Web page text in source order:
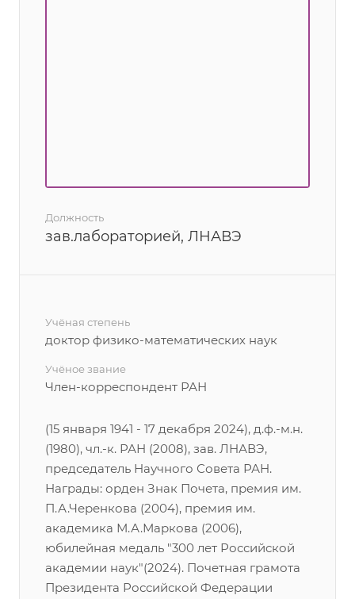
Должность
зав.лабораторией, ЛНАВЭ
Учёная степень
доктор физико-математических наук
Учёное звание
Член-корреспондент РАН
(15 января 1941 - 17 декабря 2024), д.ф.-м.н.
(1980), чл.-к. РАН (2008), зав. ЛНАВЭ,
председатель Научного Совета РАН.
Награды: орден Знак Почета, премия им.
П.А.Черенкова (2004), премия им.
академика М.А.Маркова (2006),
юбилейная медаль "300 лет Российской
академии наук"(2024). Почетная грамота
Президента Российской Федерации